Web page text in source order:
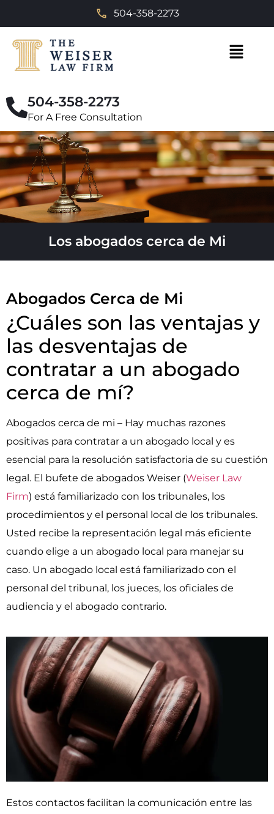
504-358-2273
504-358-2273
For A Free Consultation
Los abogados cerca de Mi
Abogados Cerca de Mi
¿Cuáles son las ventajas y
las desventajas de
contratar a un abogado
cerca de mí?
Abogados cerca de mi – Hay muchas razones
positivas para contratar a un abogado local y es
esencial para la resolución satisfactoria de su cuestión
legal. El bufete de abogados Weiser (Weiser Law
Firm) está familiarizado con los tribunales, los
procedimientos y el personal local de los tribunales.
Usted recibe la representación legal más eficiente
cuando elige a un abogado local para manejar su
caso. Un abogado local está familiarizado con el
personal del tribunal, los jueces, los oficiales de
audiencia y el abogado contrario.
Estos contactos facilitan la comunicación entre las